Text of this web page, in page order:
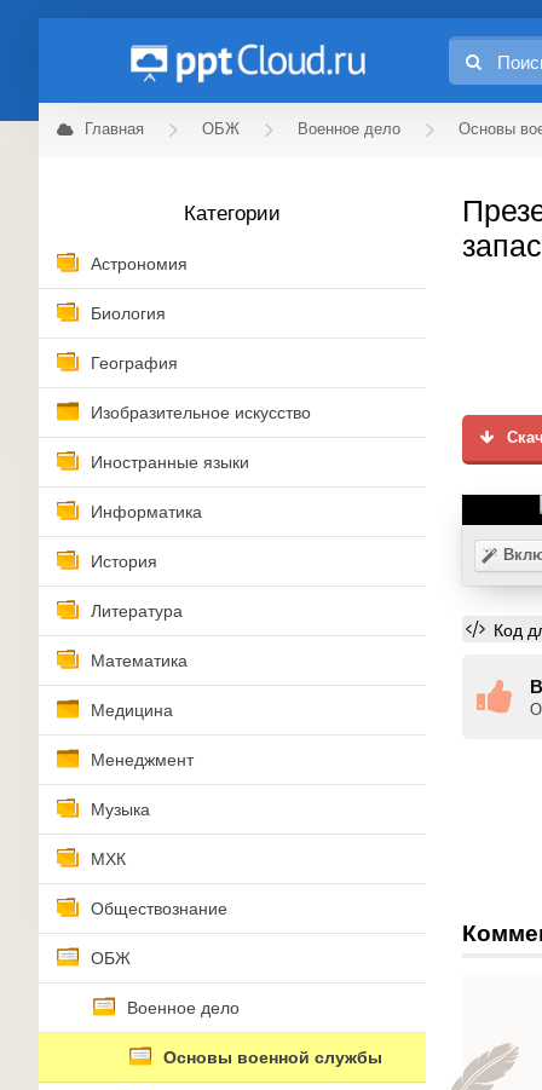
Главная ОБЖ Военное дело Основы
Категории
Астрономия
Биология
География
Изобразительное искусство
Иностранные языки
Информатика
История
Литература
Математика
Медицина
Менеджмент
Музыка
МХК
Обществознание
ОБЖ
Военное дело
Основы военной службы
Код